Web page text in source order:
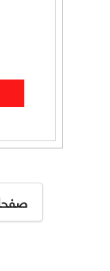
صفحات